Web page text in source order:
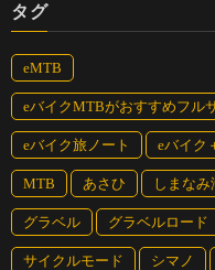
タグ
eMTB
eバイクMTBがおすすめフル
eバイク旅ノート eバイク
MTB あさひ しまなみ
グラベル グラベルロード
サイクルモード シマノ